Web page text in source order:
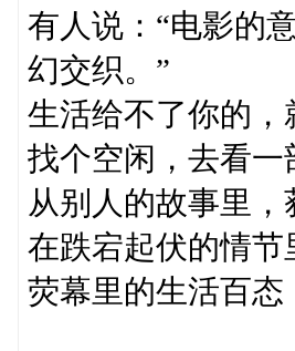
有人说：“电影的
幻交织。”
生活给不了你的
找个空闲，去看
从别人的故事里
在跌宕起伏的情
荧幕里的生活百